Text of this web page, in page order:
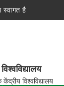
स्वागत है